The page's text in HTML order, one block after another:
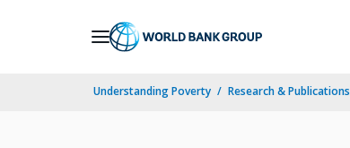
Understanding Poverty Research & Publications